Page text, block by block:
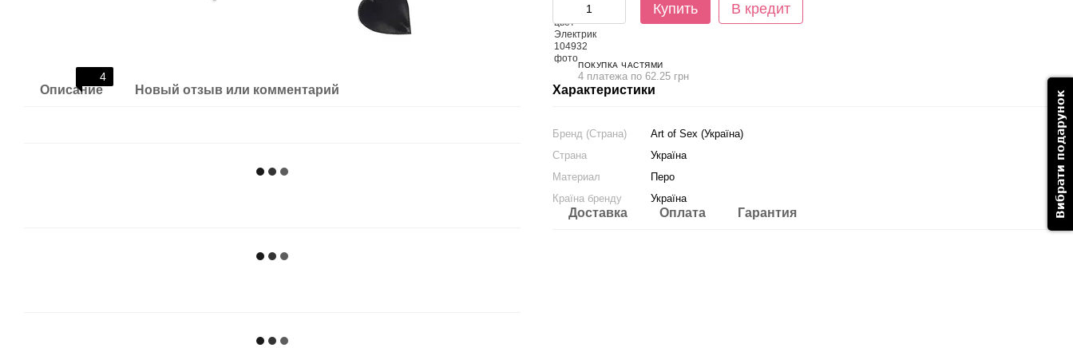
4
Описание Новый отзыв или комментарий
Купить В кредит
ПОКУПКА ЧАСТЯМИ
4 платежа по 62.25 грн
Характеристики
Бренд (Страна)
Art of Sex (Україна)
Страна
Україна
Материал
Перо
Країна бренду
Україна
Доставка Оплата Гарантия Вибрати подарунок